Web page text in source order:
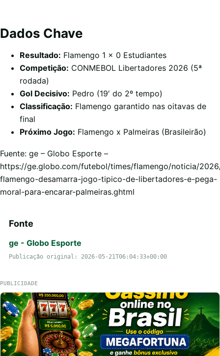
Dados Chave
Resultado: Flamengo 1 x 0 Estudiantes
Competição: CONMEBOL Libertadores 2026 (5ª
rodada)
Gol Decisivo: Pedro (19′ do 2º tempo)
Classificação: Flamengo garantido nas oitavas de
final
Próximo Jogo: Flamengo x Palmeiras (Brasileirão)
Fuente: ge – Globo Esporte –
https://ge.globo.com/futebol/times/flamengo/noticia/
flamengo-desamarra-jogo-tipico-de-libertadores-e-pega-
moral-para-encarar-palmeiras.ghtml
Fonte
ge - Globo Esporte
Publicação original: 2026-05-21T06:04:33+00:00
PUBLICIDADE